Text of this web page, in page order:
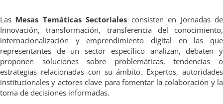
Las Mesas Temáticas Sectoriales consisten en Jornadas de
Innovación, transformación, transferencia del conocimiento,
internacionalización y emprendimiento digital en las que
representantes de un sector específico analizan, debaten y
proponen soluciones sobre problemáticas, tendencias o
estrategias relacionadas con su ámbito. Expertos, autoridades
institucionales y actores clave para fomentar la colaboración y la
toma de decisiones informadas.